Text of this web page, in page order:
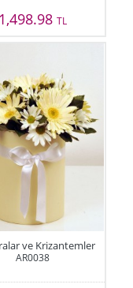
1,498.98 TL
ve Krizantemler
AR0038